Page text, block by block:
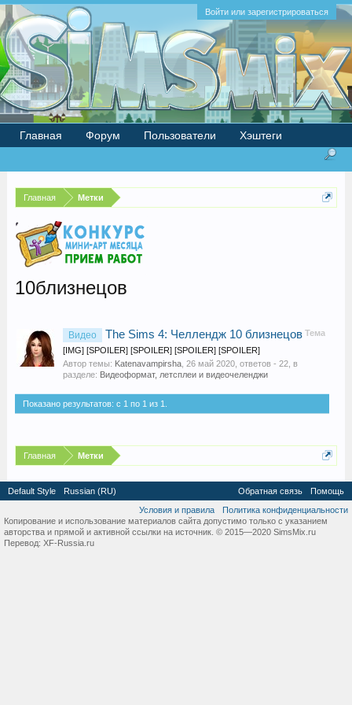
Войти или зарегистрироваться
Главная Метки
10близнецов
Тема
Видео The Sims 4: Челлендж 10 близнецов
[IMG] [SPOILER] [SPOILER] [SPOILER] [SPOILER]
Автор темы: Katenavampirsha, 26 май 2020, ответов - 22, в
разделе: Видеоформат, летсплеи и видеочеленджи
Показано результатов: с 1 по 1 из 1.
Главная Метки
Главная Форум Пользователи Хэштеги
Default Style Russian (RU) Обратная связь
Помощь
Условия и правила
Политика конфиденциальности
Копирование и использование материалов сайта допустимо только с указанием
авторства и прямой и активной ссылки на источник. © 2015—2020 SimsMix.ru
Перевод: XF-Russia.ru